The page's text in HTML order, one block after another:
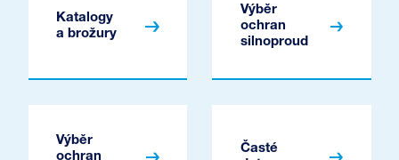
Katalogy
a brožury
Výběr
ochran
silnoproud
Výběr
ochran
Časté